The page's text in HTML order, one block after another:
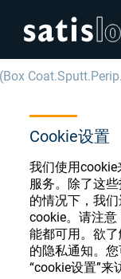
Cookie设置
我们使用
服务。除了这
的情况下，我
cookie。请注
能都可用。欲
的隐私通知。
“cookie设置”来
汉语
眼镜光学
精密光学
隐藏页面
English
Deutsch
Español
Français
眼镜光
注册或登录以
种眼镜光学耗